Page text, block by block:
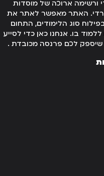
ורשימה ארוכה של מוסדות
האתר מאפשר לאתר את
סוג הלימודים, התחום
בו. אנחנו כאן כדי לסייע
לכם פרנסה מכובדת .